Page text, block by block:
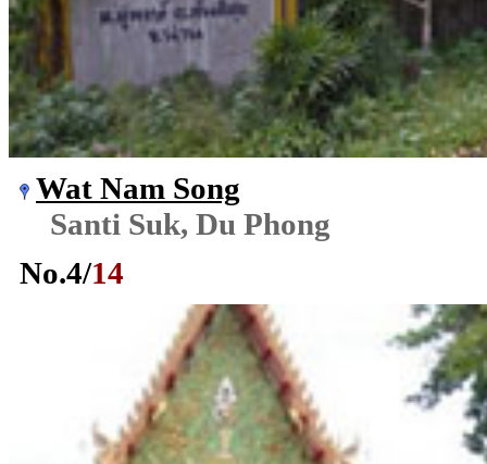
Wat Nam Song
Santi Suk, Du Phong
No.4/14